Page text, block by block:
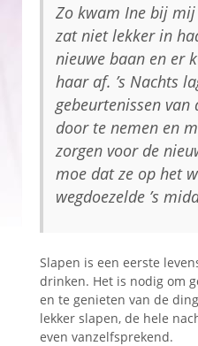
Zo kwam Ine bij
zat niet lekker in
nieuwe baan en er
haar af. ’s Nachts
gebeurtenissen van
door te nemen en
zorgen voor de
moe dat ze op het
wegdoezelde ’s
Slapen is een eerste
drinken. Het is nodig om
en te genieten van de
lekker slapen, de hele
even vanzelfsprekend.